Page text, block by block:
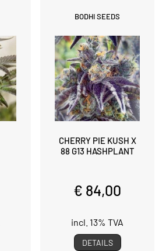
BODHI SEEDS
CHERRY PIE KUSH X
88 G13 HASHPLANT
€ 84,00
incl. 13% TVA
DETAILS